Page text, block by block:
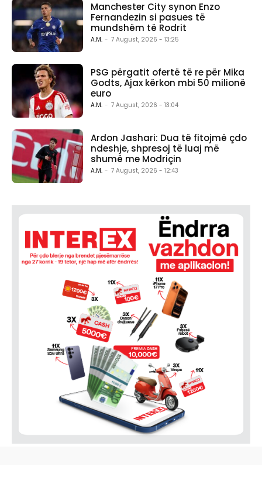
Manchester City synon Enzo
Fernandezin si pasues të
mundshëm të Rodrit
A.M. - 7 August, 2026 - 13:25
PSG përgatit ofertë të re për Mika
Godts, Ajax kërkon mbi 50 milionë
euro
A.M. - 7 August, 2026 - 13:04
Ardon Jashari: Dua të fitojmë çdo
ndeshje, shpresoj të luaj më
shumë me Modriçin
A.M. - 7 August, 2026 - 12:43